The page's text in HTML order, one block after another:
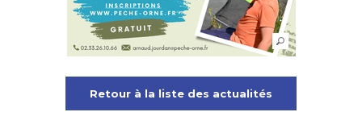
Retour à la liste des actualités